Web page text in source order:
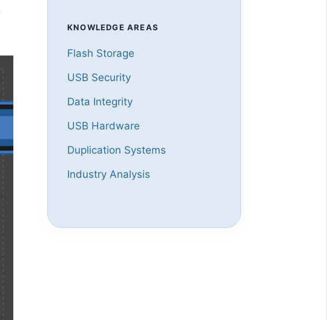
KNOWLEDGE AREAS
Flash Storage
USB Security
Data Integrity
USB Hardware
Duplication Systems
Industry Analysis